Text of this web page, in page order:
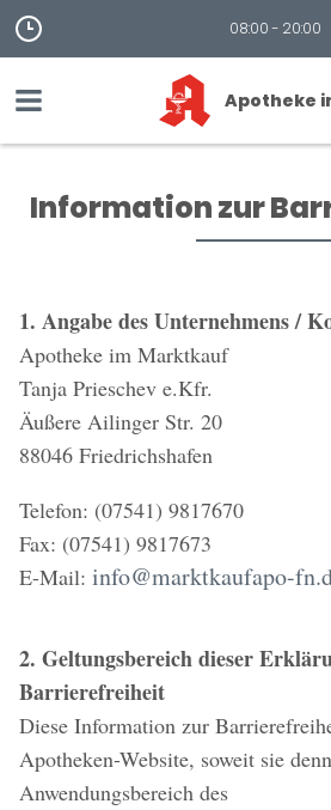
08:00 - 20:00
Apotheke
Information zur
1. Angabe des Unternehmens /
Apotheke im Marktkauf
Tanja Prieschev e.Kfr.
Äußere Ailinger Str. 20
88046 Friedrichshafen
Telefon: (07541) 9817670
Fax: (07541) 9817673
E-Mail: info@marktkaufapo-
2. Geltungsbereich dieser
Barrierefreiheit
Diese Information zur
Apotheken-Website, soweit sie
Anwendungsbereich des